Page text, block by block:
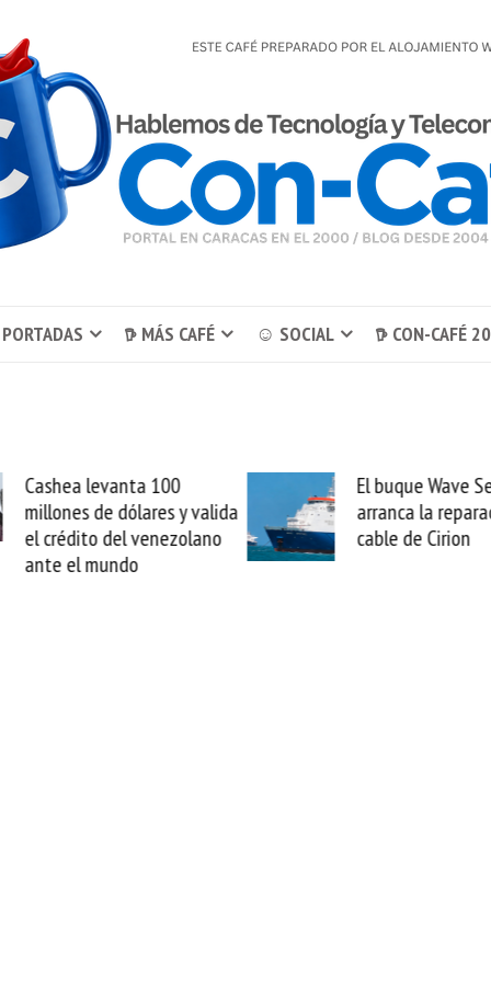
𖠚 MÁS CAFÉ ☺ SOCIAL 𖠚 CON-CAFÉ
El buque Wave Sentinel
arranca la reparación del
cable de Cirion
Uber se lleva
sabemos todo lo
mejorar
esta movida